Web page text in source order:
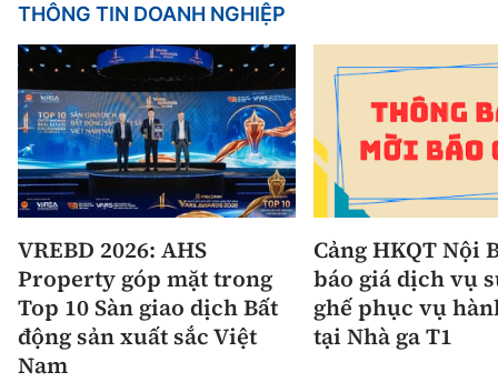
THÔNG TIN DOANH NGHIỆP
VREBD 2026: AHS
Property góp mặt trong
Top 10 Sàn giao dịch Bất
động sản xuất sắc Việt
Nam
Cảng HKQT Nội
báo giá dịch vụ
ghế phục vụ
tại Nhà ga T1